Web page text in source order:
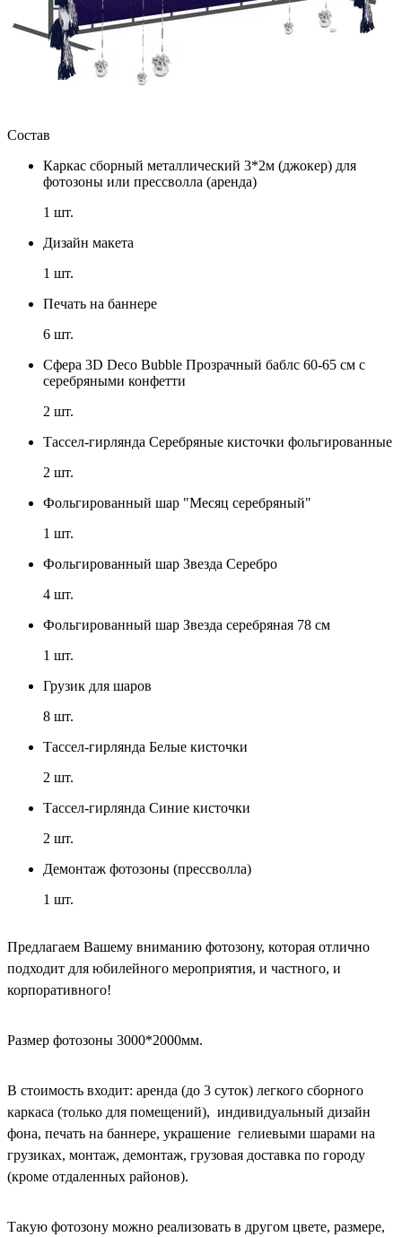
Состав
Каркас сборный металлический 3*2м (джокер) для
фотозоны или прессволла (аренда)
1 шт.
Дизайн макета
1 шт.
Печать на баннере
6 шт.
Сфера 3D Deco Bubble Прозрачный баблс 60-65 см с
серебряными конфетти
2 шт.
Тассел-гирлянда Серебряные кисточки фольгированные
2 шт.
Фольгированный шар "Месяц серебряный"
1 шт.
Фольгированный шар Звезда Серебро
4 шт.
Фольгированный шар Звезда серебряная 78 см
1 шт.
Грузик для шаров
8 шт.
Тассел-гирлянда Белые кисточки
2 шт.
Тассел-гирлянда Синие кисточки
2 шт.
Демонтаж фотозоны (прессволла)
1 шт.
Предлагаем Вашему вниманию фотозону, которая отлично
подходит для юбилейного мероприятия, и частного, и
корпоративного!
Размер фотозоны 3000*2000мм.
В стоимость входит: аренда (до 3 суток) легкого сборного
каркаса (только для помещений), индивидуальный дизайн
фона, печать на баннере, украшение гелиевыми шарами на
грузиках, монтаж, демонтаж, грузовая доставка по городу
(кроме отдаленных районов).
Такую фотозону можно реализовать в другом цвете, размере,